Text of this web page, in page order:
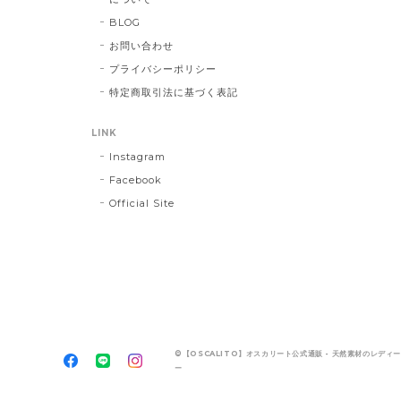
BLOG
お問い合わせ
プライバシーポリシー
特定商取引法に基づく表記
LINK
Instagram
Facebook
Official Site
©【OSCALITO】オスカリート公式通販 - 天然素材のレディー
ー